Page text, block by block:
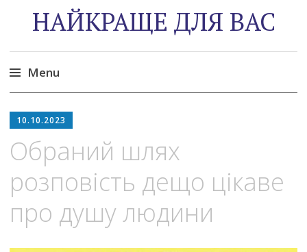
НАЙКРАЩЕ ДЛЯ ВАС
Menu
to
content
10.10.2023
Обраний шлях
розповість дещо цікаве
про душу людини